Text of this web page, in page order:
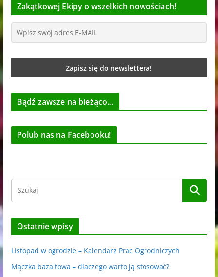
Zakątkowej Ekipy o wszelkich nowościach!
Bądź zawsze na bieżąco…
Polub nas na Facebooku!
Ostatnie wpisy
Listopad w ogrodzie – Kalendarz Prac Ogrodniczych
Mączka bazaltowa – dlaczego warto ją stosować?